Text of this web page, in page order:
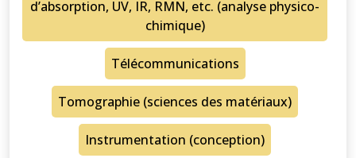
d’absorption, UV, IR, RMN, etc. (analyse physico-
chimique)
Télécommunications
Tomographie (sciences des matériaux)
Instrumentation (conception)